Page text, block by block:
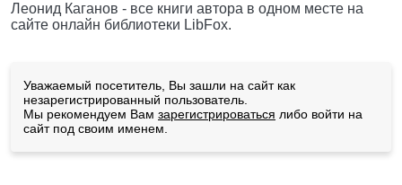
Леонид Каганов - все книги автора в одном месте на
сайте онлайн библиотеки LibFox.
Уважаемый посетитель, Вы зашли на сайт как
незарегистрированный пользователь.
Мы рекомендуем Вам зарегистрироваться либо войти на
сайт под своим именем.